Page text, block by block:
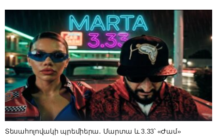
Տեսահոլովակի պրեմիերա․ Մարտա և 3.33՝ «Ժամ»